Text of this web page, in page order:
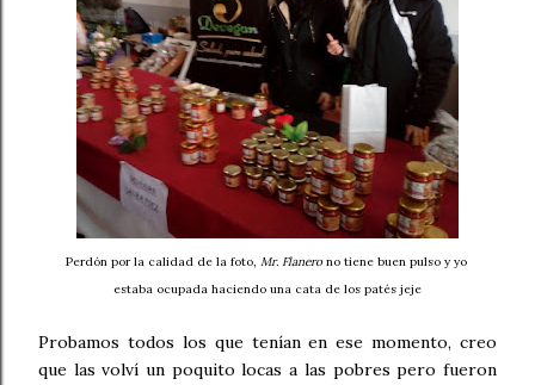
Perdón por la calidad de la foto, Mr. Flanerono tiene buen pulso y yo
estaba ocupada haciendo una cata de los patés jeje
Probamos todos los que tenían en ese momento, creo
que las volví un poquito locas a las pobres pero fueron